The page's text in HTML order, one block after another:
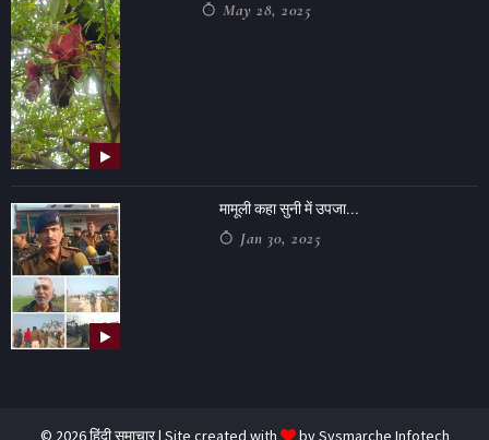
May 28, 2025
मामूली कहा सुनी में उपजा...
Jan 30, 2025